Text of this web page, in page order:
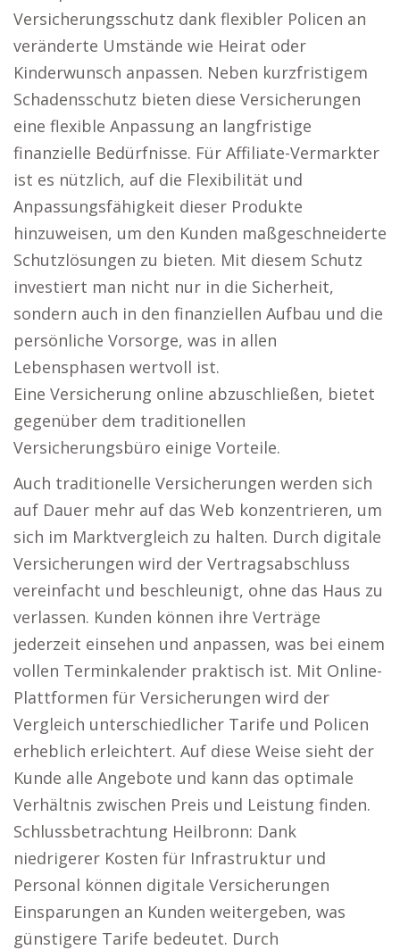
Versicherungsschutz dank flexibler Policen an
veränderte Umstände wie Heirat oder
Kinderwunsch anpassen. Neben kurzfristigem
Schadensschutz bieten diese Versicherungen
eine flexible Anpassung an langfristige
finanzielle Bedürfnisse. Für Affiliate-Vermarkter
ist es nützlich, auf die Flexibilität und
Anpassungsfähigkeit dieser Produkte
hinzuweisen, um den Kunden maßgeschneiderte
Schutzlösungen zu bieten. Mit diesem Schutz
investiert man nicht nur in die Sicherheit,
sondern auch in den finanziellen Aufbau und die
persönliche Vorsorge, was in allen
Lebensphasen wertvoll ist.
Eine Versicherung online abzuschließen, bietet
gegenüber dem traditionellen
Versicherungsbüro einige Vorteile.
Auch traditionelle Versicherungen werden sich
auf Dauer mehr auf das Web konzentrieren, um
sich im Marktvergleich zu halten. Durch digitale
Versicherungen wird der Vertragsabschluss
vereinfacht und beschleunigt, ohne das Haus zu
verlassen. Kunden können ihre Verträge
jederzeit einsehen und anpassen, was bei einem
vollen Terminkalender praktisch ist. Mit Online-
Plattformen für Versicherungen wird der
Vergleich unterschiedlicher Tarife und Policen
erheblich erleichtert. Auf diese Weise sieht der
Kunde alle Angebote und kann das optimale
Verhältnis zwischen Preis und Leistung finden.
Schlussbetrachtung Heilbronn: Dank
niedrigerer Kosten für Infrastruktur und
Personal können digitale Versicherungen
Einsparungen an Kunden weitergeben, was
günstigere Tarife bedeutet. Durch